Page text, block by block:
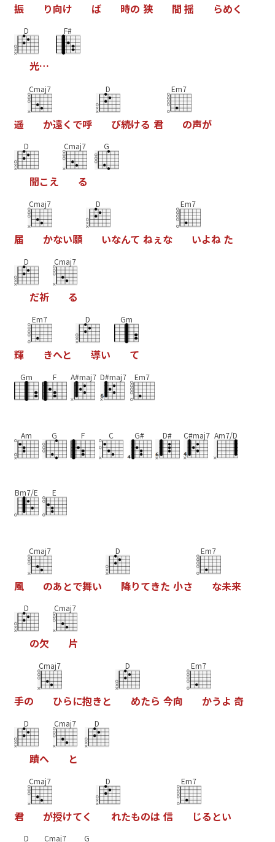
振 り向け ば 時の 狭 間 揺 らめく
D
光…
F#
遥
Cmaj7
か遠く で呼
D
び続ける 君
Em7
の声が
D
聞こえ
Cmaj7
る
G
届
Cmaj7
かない願
D
いなんて ねぇな
Em7
いよね た
D
だ祈
Cmaj7
る
輝
Em7
きへと
D
導い
Gm
て
Gm F A#maj7 D#maj7 Em7
Am G F C G# D# C#maj7 Am7/D
Bm7/E E
風
Cmaj7
のあ とで舞い
D
降りてきた 小さ
Em7
な未来
D
の欠
Cmaj7
片
手の
Cmaj7
ひらに抱き と
D
めたら 今向
Em7
かう よ 奇
D
蹟へ
Cmaj7
と
D
君
Cmaj7
が授けてく
D
れたものは 信
Em7
じる とい
D Cmaj7 G